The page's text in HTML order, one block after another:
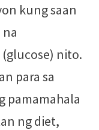
kung saan
nito.
para sa
pamamahala
ng diet,